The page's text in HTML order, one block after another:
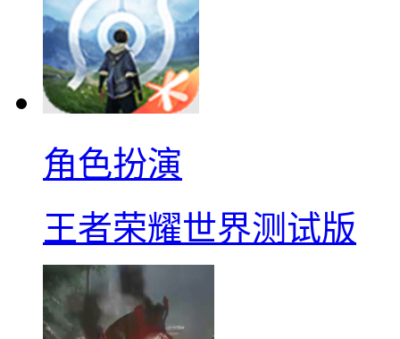
角色扮演
王者荣耀世界测试版